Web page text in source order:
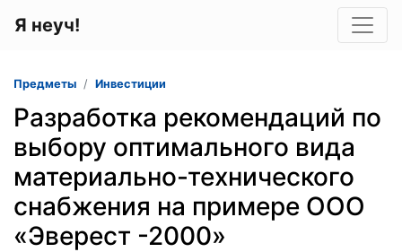
Я неуч!
Предметы Инвестиции
Разработка рекомендаций по
выбору оптимального вида
материально-технического
снабжения на примере ООО
«Эверест -2000»